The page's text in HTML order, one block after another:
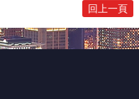
回上一頁